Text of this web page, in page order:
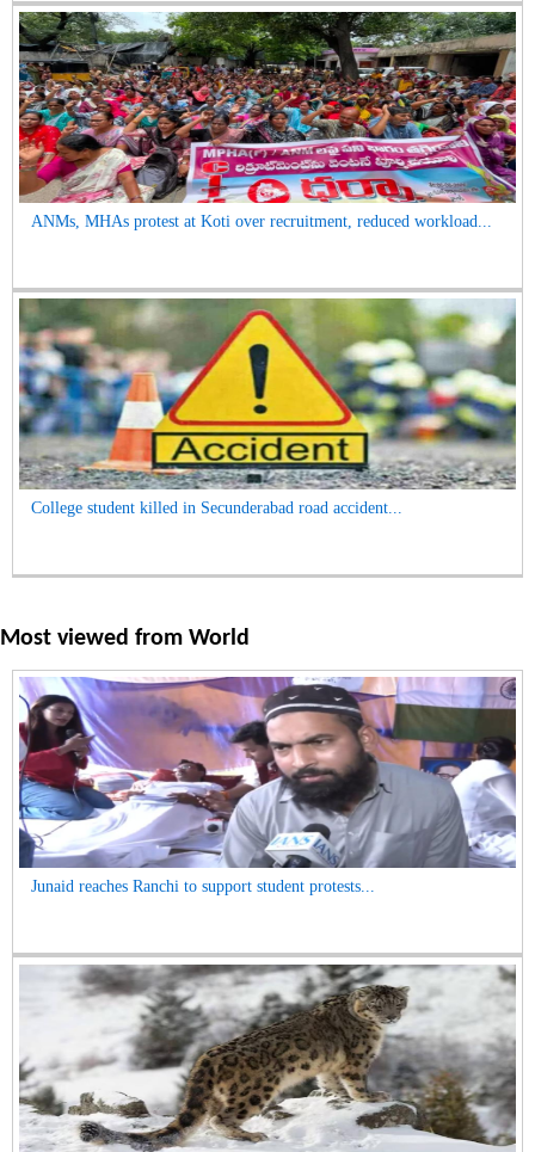
ANMs, MHAs protest at Koti over recruitment, reduced workload...
College student killed in Secunderabad road accident...
Most viewed from World
Junaid reaches Ranchi to support student protests...